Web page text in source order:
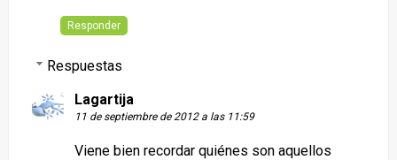
Responder
Respuestas
Lagartija
11 de septiembre de 2012 a las 11:59
Viene bien recordar quiénes son aquellos